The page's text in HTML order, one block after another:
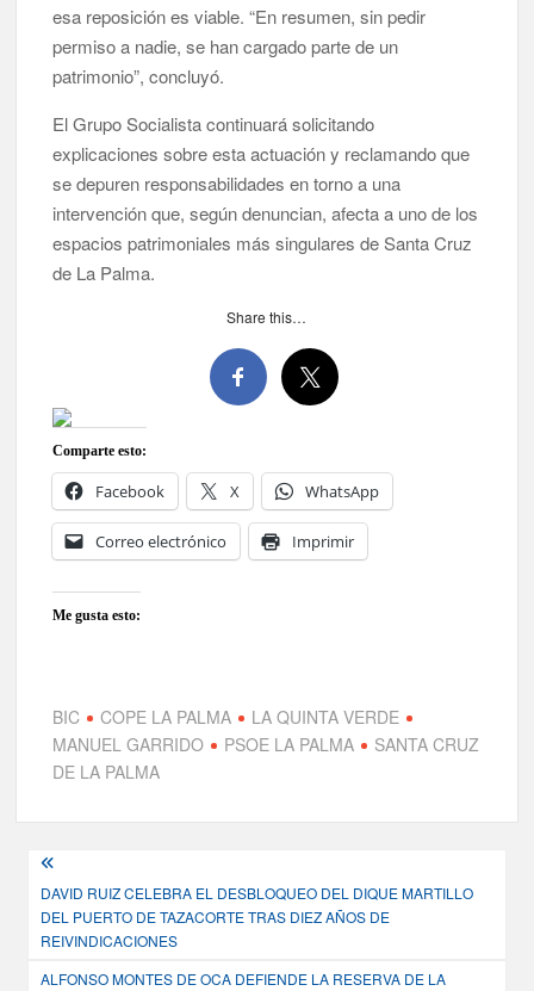
esa reposición es viable. “En resumen, sin pedir
permiso a nadie, se han cargado parte de un
patrimonio”, concluyó.
El Grupo Socialista continuará solicitando
explicaciones sobre esta actuación y reclamando que
se depuren responsabilidades en torno a una
intervención que, según denuncian, afecta a uno de los
espacios patrimoniales más singulares de Santa Cruz
de La Palma.
Share this…
Comparte esto:
Facebook X WhatsApp
Correo electrónico Imprimir
Me gusta esto:
BIC COPE LA PALMA
LA QUINTA VERDE
MANUEL GARRIDO
PSOE LA PALMA
SANTA CRUZ
DE LA PALMA
Navegación
de
entradas
DAVID RUIZ CELEBRA EL DESBLOQUEO DEL DIQUE MARTILLO
DEL PUERTO DE TAZACORTE TRAS DIEZ AÑOS DE
REIVINDICACIONES
ALFONSO MONTES DE OCA DEFIENDE LA RESERVA DE LA